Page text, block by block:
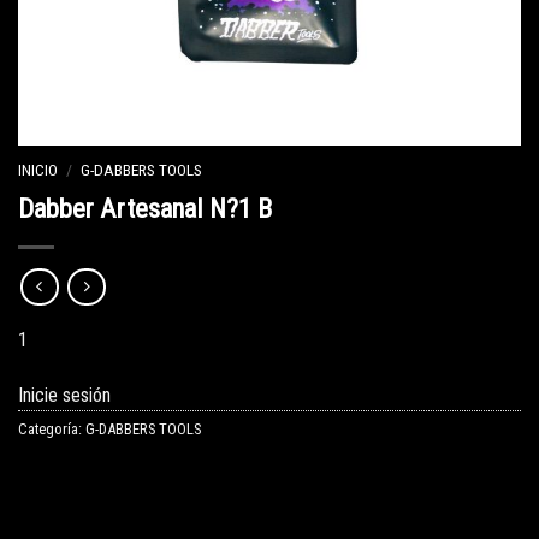
INICIO / G-DABBERS TOOLS
Dabber Artesanal N?1 B
1
Inicie sesión
Categoría: G-DABBERS TOOLS